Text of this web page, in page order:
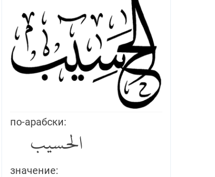
по-арабски:
الحسيب
значение: